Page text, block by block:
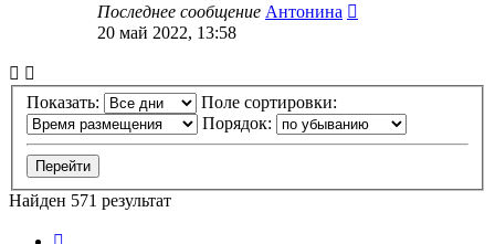
Последнее сообщение Антонина
20 май 2022, 13:58
Показать:
Поле сортировки:
Порядок:
Найден 571 результат